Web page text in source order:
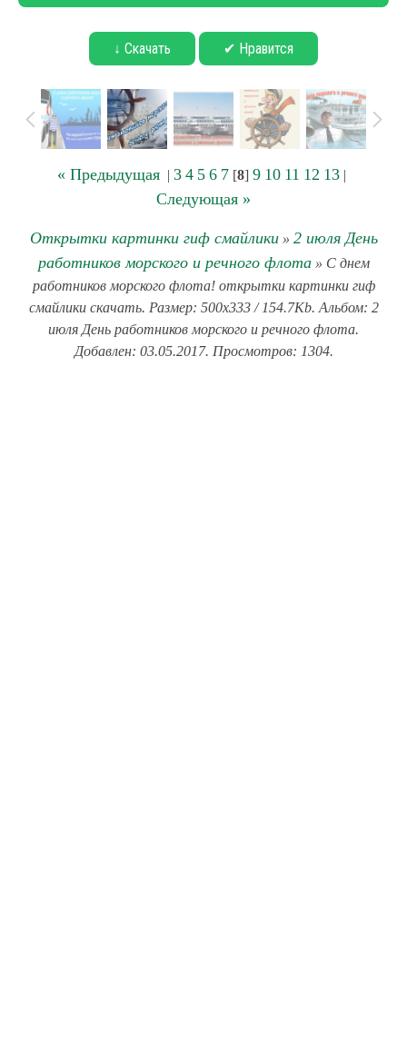
↓ Скачать ✔ Нравится
« Предыдущая | 3 4 5 6 7 [8] 9 10 11 12 13 |
Следующая »
Открытки картинки гиф смайлики» 2 июля День
работников морского и речного флота» С днем
работников морского флота! открытки картинки гиф
смайлики скачать. Размер: 500x333 / 154.7Kb. Альбом: 2
июля День работников морского и речного флота.
Добавлен: 03.05.2017. Просмотров: 1304.